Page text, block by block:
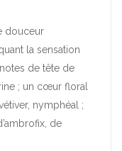
douceur
la sensation
de tête de
; un cœur floral
nymphéal ;
de